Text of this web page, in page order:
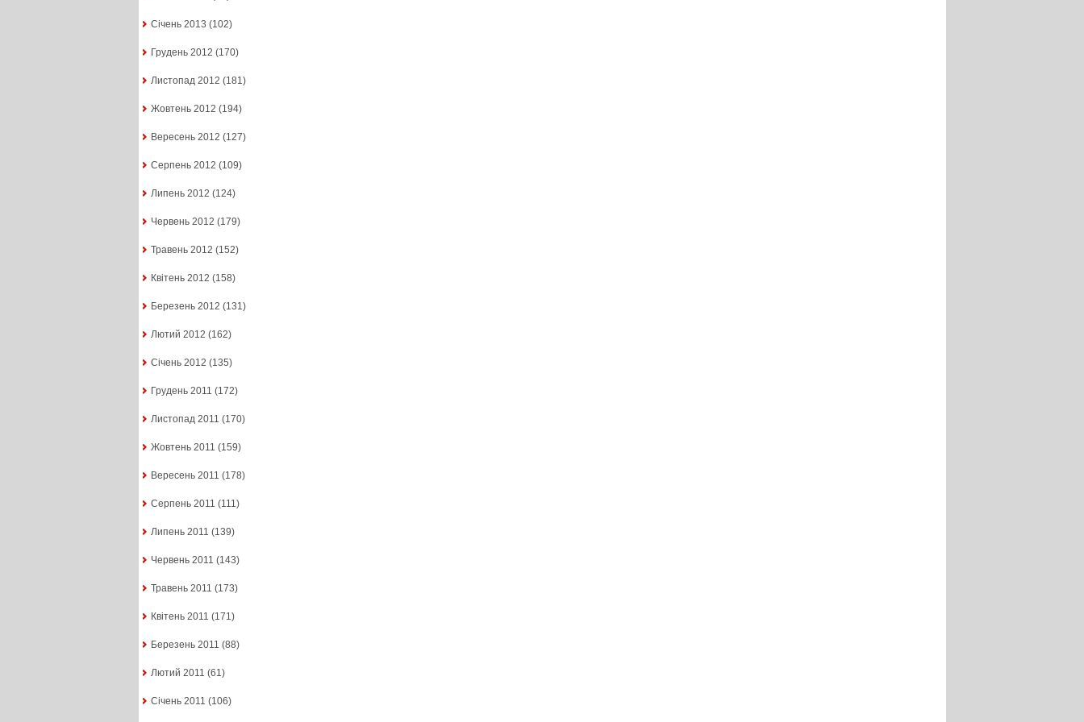
Січень 2013 (102)
Грудень 2012 (170)
Листопад 2012 (181)
Жовтень 2012 (194)
Вересень 2012 (127)
Серпень 2012 (109)
Липень 2012 (124)
Червень 2012 (179)
Травень 2012 (152)
Квітень 2012 (158)
Березень 2012 (131)
Лютий 2012 (162)
Січень 2012 (135)
Грудень 2011 (172)
Листопад 2011 (170)
Жовтень 2011 (159)
Вересень 2011 (178)
Серпень 2011 (111)
Липень 2011 (139)
Червень 2011 (143)
Травень 2011 (173)
Квітень 2011 (171)
Березень 2011 (88)
Лютий 2011 (61)
Січень 2011 (106)